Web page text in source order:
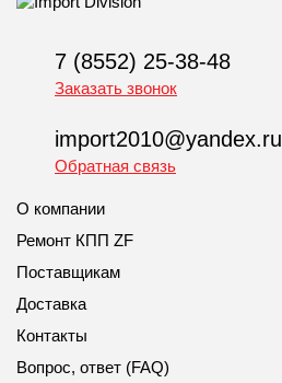
7 (8552) 25-38-48
Заказать звонок
import2010@yandex.ru
Обратная связь
О компании
Ремонт КПП ZF
Поставщикам
Доставка
Контакты
Вопрос, ответ (FAQ)